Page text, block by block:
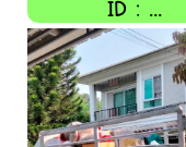
ID : ...